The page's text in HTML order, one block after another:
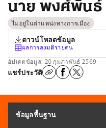
นาย พงศ์พันธ์
ไม่อยู่ในตำแหน่งทางการเมือง
ดาวน์โหลดข้อมูล
ผลการลงมติรายคน
อัปเดตข้อมูล: 20 กุมภาพันธ์ 2569
แชร์ประวัติ
ข้อมูลพื้นฐาน